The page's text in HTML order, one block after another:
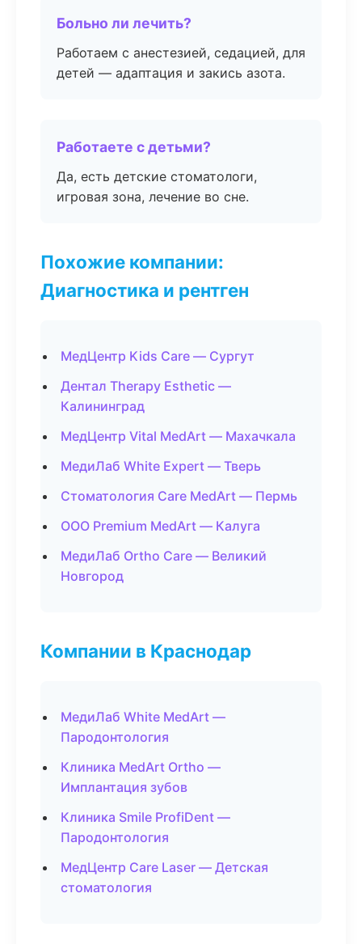
Больно ли лечить?
Работаем с анестезией, седацией, для
детей — адаптация и закись азота.
Работаете с детьми?
Да, есть детские стоматологи,
игровая зона, лечение во сне.
Похожие компании:
Диагностика и рентген
МедЦентр Kids Care — Сургут
Дентал Therapy Esthetic —
Калининград
МедЦентр Vital MedArt — Махачкала
МедиЛаб White Expert — Тверь
Стоматология Care MedArt — Пермь
ООО Premium MedArt — Калуга
МедиЛаб Ortho Care — Великий
Новгород
Компании в Краснодар
МедиЛаб White MedArt —
Пародонтология
Клиника MedArt Ortho —
Имплантация зубов
Клиника Smile ProfiDent —
Пародонтология
МедЦентр Care Laser — Детская
стоматология